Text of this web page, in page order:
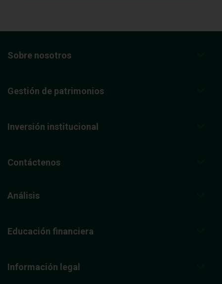
Sobre nosotros
Gestión de patrimonios
Inversión institucional
Contáctenos
Análisis
Educación financiera
Información legal